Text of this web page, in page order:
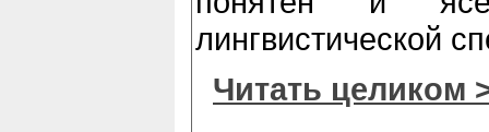
лингвистической
Читать целиком